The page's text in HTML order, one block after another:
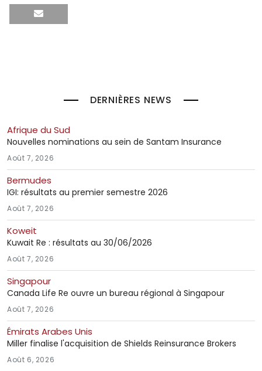
DERNIÈRES NEWS
Afrique du Sud
Nouvelles nominations au sein de Santam Insurance
Août 7, 2026
Bermudes
IGI: résultats au premier semestre 2026
Août 7, 2026
Koweit
Kuwait Re : résultats au 30/06/2026
Août 7, 2026
Singapour
Canada Life Re ouvre un bureau régional à Singapour
Août 7, 2026
Émirats Arabes Unis
Miller finalise l'acquisition de Shields Reinsurance Brokers
Août 6, 2026